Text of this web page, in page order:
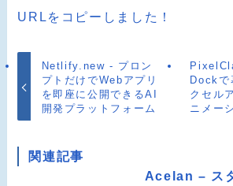
URLをコピーしました！
Netlify.new - プロン
プトだけでWebアプリ
を即座に公開できるAI
開発プラットフォーム
Dockで
クセル
ニメー
関連記事
Acelan – ス